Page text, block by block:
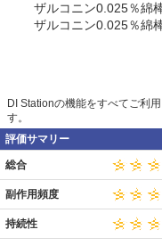
ザルコニン0.025％綿
ザルコニン0.025％綿
DI Stationの機能をすべてご利用
す。
評価サマリー
総合
副作用頻度
持続性